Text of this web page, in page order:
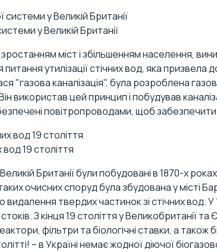
у Великій Британії
міст і збільшенням населення,
утилізації стічних вод, яка призвела
"газова каналізація", була розроблена
використав цей принцип і побудував
повітропроводами, щоб
19 століття
Британії були побудовані в 1870-х
очисних споруд була збудована у місті
твердих частинок зі стічних вод.
З кінця 19 століття у Великобританії
фільтри та біологічні ставки, а
– в Україні немає жодної діючої